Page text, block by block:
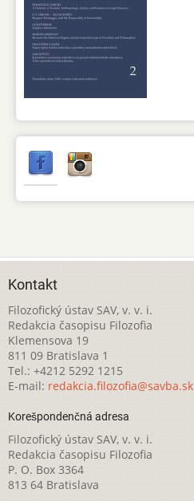
Kontakt
Filozofický ústav SAV, v. v. i.
Redakcia časopisu Filozofia
Klemensova 19
811 09 Bratislava 1
Tel.: +4212 5292 1215
E-mail: redakcia.filozofia@savba.sk
Korešpondenčná adresa
Filozofický ústav SAV, v. v. i.
Redakcia časopisu Filozofia
P. O. Box 3364
813 64 Bratislava